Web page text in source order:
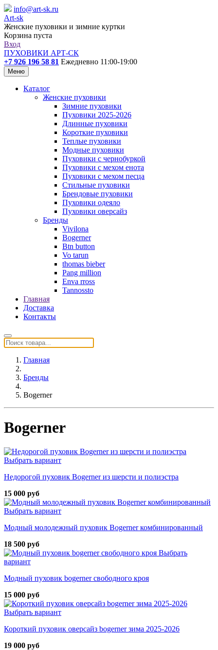
info@art-sk.ru
Art-sk
Женские пуховики и зимние куртки
Корзина пуста
Вход
ПУХОВИКИ АРТ-СК
+7 926 196 58 81 Ежедневно 11:00-19:00
Меню
Каталог
Женские пуховики
Зимние пуховики
Пуховики 2025-2026
Длинные пуховики
Короткие пуховики
Теплые пуховики
Модные пуховики
Пуховики с чернобуркой
Пуховики с мехом енота
Пуховики с мехом песца
Стильные пуховики
Брендовые пуховики
Пуховики одеяло
Пуховики оверсайз
Бренды
Vivilona
Bogerner
Btn button
Vo tarun
thomas bieber
Pang million
Enva rross
Tannossto
Главная
Доставка
Контакты
Главная
Бренды
Bogerner
Bogerner
Выбрать вариант
Недорогой пуховик Bogerner из шерсти и полиэстра
15 000 руб
Выбрать вариант
Модный молодежный пуховик Bogerner комбинированный
18 500 руб
Выбрать
вариант
Модный пуховик bogerner свободного кроя
15 000 руб
Выбрать вариант
Короткий пуховик оверсайз bogerner зима 2025-2026
19 000 руб